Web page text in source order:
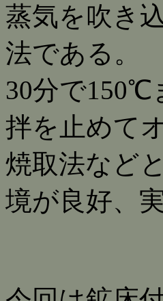
蒸気を吹き
法である。
30分で150℃
拌を止めて
焼取法など
境が良好、